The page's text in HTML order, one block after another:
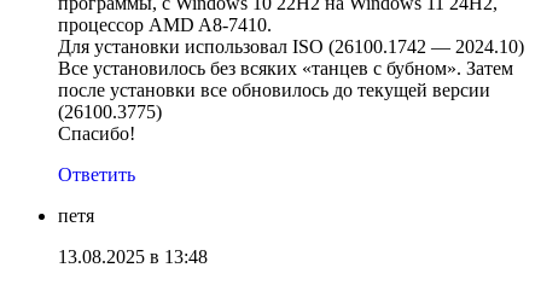
процессор AMD A8-7410.
Для установки использовал ISO (26100.1742 — 2024.10)
Все установилось без всяких «танцев с бубном». Затем
после установки все обновилось до текущей версии
(26100.3775)
Спасибо!
Ответить
петя
13.08.2025 в 13:48